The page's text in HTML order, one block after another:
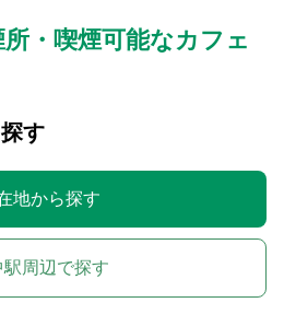
・喫煙可能なカフェ
す
地から探す
駅周辺で探す